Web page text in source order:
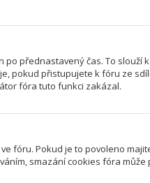
přednastavený čas. To slouží
pokud přistupujete k fóru ze
fóra tuto funkci zakázal.
fóru. Pokud je to povoleno
smazání cookies fóra může